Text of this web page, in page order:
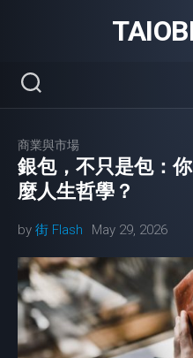
商業與市場
銀包，不只是包：
麼人生哲學？
by 街 Flash May 29, 2026